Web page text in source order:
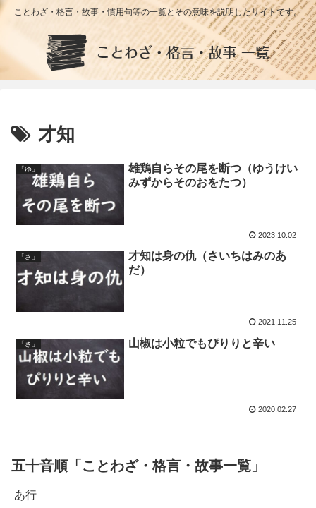
ことわざ・格言・故事・慣用句等の一覧とその意味を説明したサイトです。
才知
「ゆ」
雄鶏自らその尾を断つ（ゆうけい
みずからそのおをたつ）
2023.10.02
「さ」
才知は身の仇（さいちはみのあ
だ）
2021.11.25
「さ」 山椒は小粒でもぴりりと辛い
2020.02.27
五十音順「ことわざ・格言・故事一覧」
あ行